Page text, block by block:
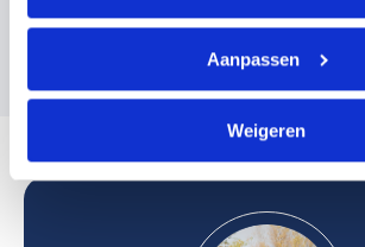
Aanpassen
Weigeren